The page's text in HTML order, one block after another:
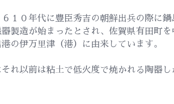
１０年代に豊臣秀吉の朝鮮出兵の際に
器製造が始まったとされ、佐賀県有田町
の伊万里津（港）に由来しています。
れ以前は粘土で低火度で焼かれる陶器